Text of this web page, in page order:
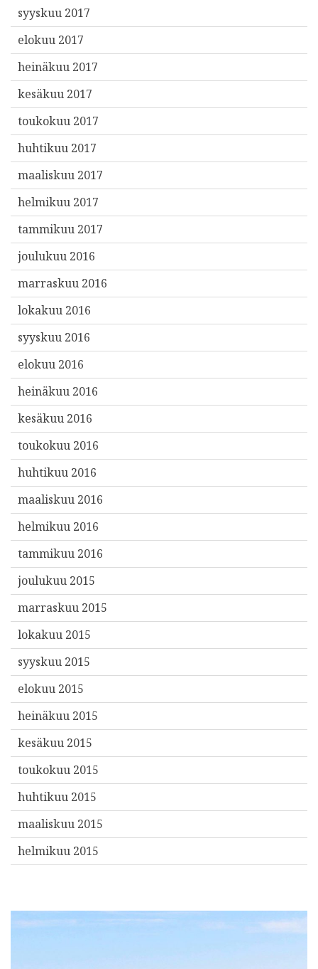
syyskuu 2017
elokuu 2017
heinäkuu 2017
kesäkuu 2017
toukokuu 2017
huhtikuu 2017
maaliskuu 2017
helmikuu 2017
tammikuu 2017
joulukuu 2016
marraskuu 2016
lokakuu 2016
syyskuu 2016
elokuu 2016
heinäkuu 2016
kesäkuu 2016
toukokuu 2016
huhtikuu 2016
maaliskuu 2016
helmikuu 2016
tammikuu 2016
joulukuu 2015
marraskuu 2015
lokakuu 2015
syyskuu 2015
elokuu 2015
heinäkuu 2015
kesäkuu 2015
toukokuu 2015
huhtikuu 2015
maaliskuu 2015
helmikuu 2015